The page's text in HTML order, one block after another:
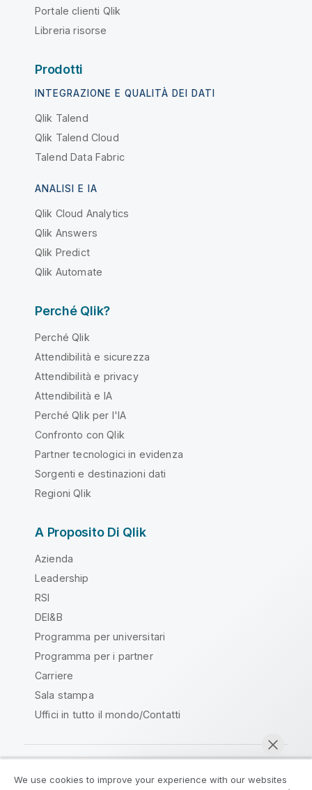
Portale clienti Qlik
Libreria risorse
Prodotti
INTEGRAZIONE E QUALITÀ DEI DATI
Qlik Talend
Qlik Talend Cloud
Talend Data Fabric
ANALISI E IA
Qlik Cloud Analytics
Qlik Answers
Qlik Predict
Qlik Automate
Perché Qlik?
Perché Qlik
Attendibilità e sicurezza
Attendibilità e privacy
Attendibilità e IA
Perché Qlik per l'IA
Confronto con Qlik
Partner tecnologici in evidenza
Sorgenti e destinazioni dati
Regioni Qlik
A Proposito Di Qlik
Azienda
Leadership
RSI
DEI&B
Programma per universitari
Programma per i partner
Carriere
Sala stampa
Uffici in tutto il mondo/Contatti
Qlik Community
We use cookies to improve your experience with our websites